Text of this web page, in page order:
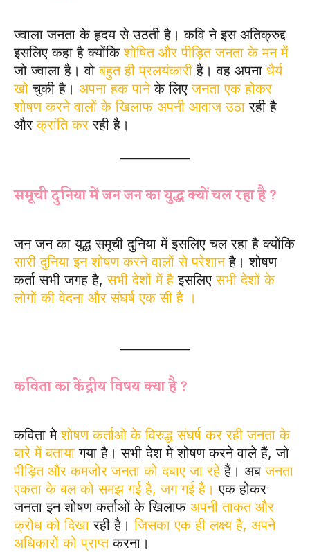
ज्वाला जनता के हृदय से उठती है। कवि ने इस अतिक्रुद्द
इसलिए कहा है क्योंकिशोषित और पीड़ित जनता के मन में
जो ज्वाला है। वोबहुत ही प्रलयंकारी है। वह अपना धैर्य
खो चुकी है। अपना हक पानेके लिएजनता एक होकर
शोषण करने वालों के खिलाफ अपनी आवाज उठा रही है
औरक्रांति कर रही है।
समूची दुनिया में जन जन का युद्ध क्यों चल रहा है ?
जन जन का युद्ध समूची दुनिया में इसलिए चल रहा है क्योंकि
सारी दुनिया इन शोषण करने वालों से परेशानहै। शोषण
कर्ता सभी जगह है,सभी देशों में है इसलिएसभी देशों के
लोगों की वेदना और संघर्ष एक सी है ।
कविता का केंद्रीय विषय क्या है ?
कविता मेशोषण कर्ताओ के विरुद्ध संघर्ष कर रही जनता के
बारे में बताया गया है। सभी देश में शोषण करने वाले हैं, जो
पीड़ित और कमजोर जनता को दबाए जा रहे हैं। अबजनता
एकता के बल को समझ गई है, जग गई है। एक होकर
जनता इन शोषण कर्ताओं के खिलाफ अपनी ताकत और
क्रोध को दिखारही है।जिसका एक ही लक्ष्य है, अपने
अधिकारों को प्राप्तकरना।